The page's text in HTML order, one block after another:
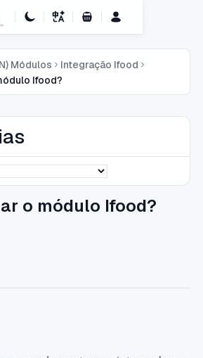
Carrinho de Compras
N) Módulos
Integração Ifood
Ifood?
o módulo Ifood?